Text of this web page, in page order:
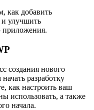
как добавить
улучшить
приложения.
создания нового
разработку
как настроить ваш
использовать, а также
начала.